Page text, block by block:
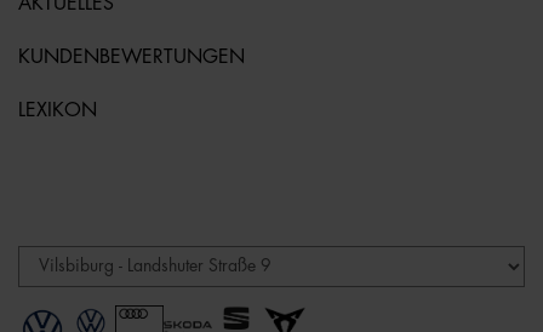
KUNDENBEWERTUNGEN
LEXIKON